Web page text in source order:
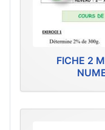
FICHE 2